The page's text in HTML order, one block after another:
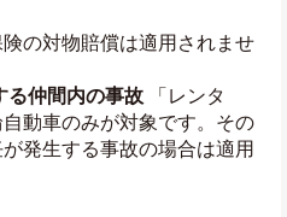
の対物賠償は適用されませ
る仲間内の事故 「レンタ
動車のみが対象です。その
発生する事故の場合は適用